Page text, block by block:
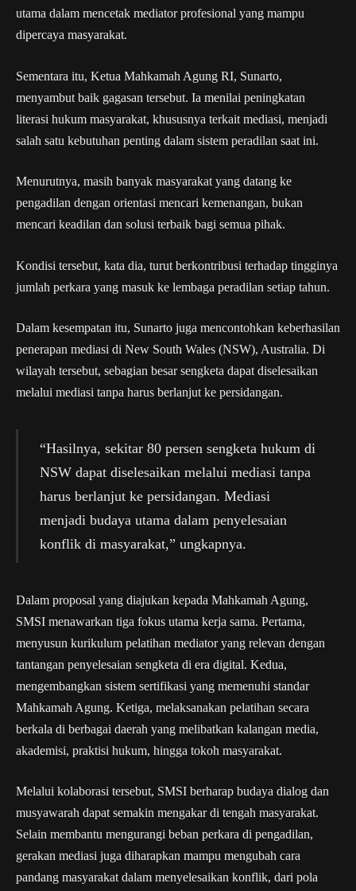
utama dalam mencetak mediator profesional yang mampu
dipercaya masyarakat.
Sementara itu, Ketua Mahkamah Agung RI, Sunarto,
menyambut baik gagasan tersebut. Ia menilai peningkatan
literasi hukum masyarakat, khususnya terkait mediasi, menjadi
salah satu kebutuhan penting dalam sistem peradilan saat ini.
Menurutnya, masih banyak masyarakat yang datang ke
pengadilan dengan orientasi mencari kemenangan, bukan
mencari keadilan dan solusi terbaik bagi semua pihak.
Kondisi tersebut, kata dia, turut berkontribusi terhadap tingginya
jumlah perkara yang masuk ke lembaga peradilan setiap tahun.
Dalam kesempatan itu, Sunarto juga mencontohkan keberhasilan
penerapan mediasi di New South Wales (NSW), Australia. Di
wilayah tersebut, sebagian besar sengketa dapat diselesaikan
melalui mediasi tanpa harus berlanjut ke persidangan.
“Hasilnya, sekitar 80 persen sengketa hukum di
NSW dapat diselesaikan melalui mediasi tanpa
harus berlanjut ke persidangan. Mediasi
menjadi budaya utama dalam penyelesaian
konflik di masyarakat,” ungkapnya.
Dalam proposal yang diajukan kepada Mahkamah Agung,
SMSI menawarkan tiga fokus utama kerja sama. Pertama,
menyusun kurikulum pelatihan mediator yang relevan dengan
tantangan penyelesaian sengketa di era digital. Kedua,
mengembangkan sistem sertifikasi yang memenuhi standar
Mahkamah Agung. Ketiga, melaksanakan pelatihan secara
berkala di berbagai daerah yang melibatkan kalangan media,
akademisi, praktisi hukum, hingga tokoh masyarakat.
Melalui kolaborasi tersebut, SMSI berharap budaya dialog dan
musyawarah dapat semakin mengakar di tengah masyarakat.
Selain membantu mengurangi beban perkara di pengadilan,
gerakan mediasi juga diharapkan mampu mengubah cara
pandang masyarakat dalam menyelesaikan konflik, dari pola